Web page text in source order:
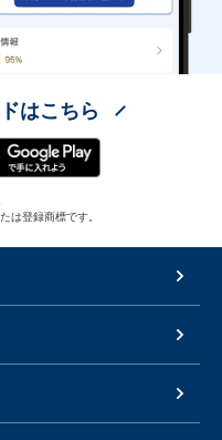
はこちら
登録商標です。